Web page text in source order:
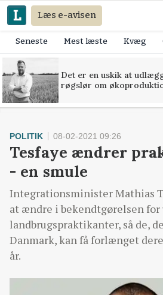
Læs e-avisen
Seneste Mest læste Kvæg
Det er en uskik at
røgslør om
POLITIK 08-02-2021 09:26
Tesfaye ændrer
- en smule
Integrationsminister Mathias
at ændre i bekendtgørelsen for
landbrugspraktikanter, så de,
Danmark, kan få forlænget
år.